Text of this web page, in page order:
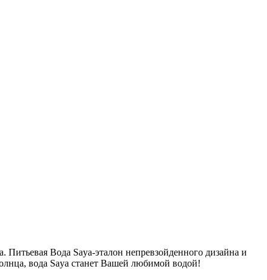
Вода Saya-эталон непревзойденного дизайна и
вода Saya станет Вашей любимой водой!